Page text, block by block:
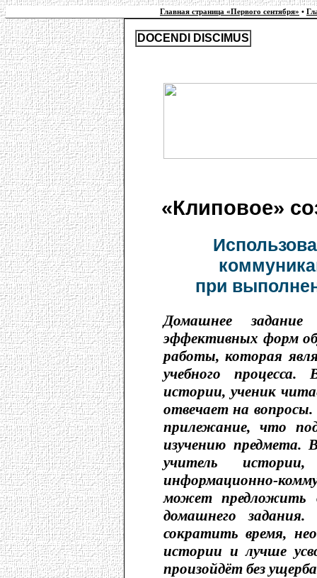
Главная страница «Первого сентября» •
DOCENDI DISCIMUS
«Клиповое»
при
Домашнее
эффективных форм
работы, которая
учебного
истории, ученик
отвечает на
прилежание, что
изучению предмета.
учитель
информационно-
может предложить
домашнего
сократить время,
истории и лучше
произойдёт без